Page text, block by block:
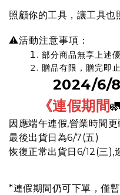
照顧你的工具，讓工具也
⚠活動注意事項：
部分商品無享上述優
贈品有限，贈完即止
2024/6/
《連假期間
因應端午連假,營業時間更
最後出貨日為6/7(五)
恢復正常出貨日6/12(三),
*連假期間仍可下單，僅暫